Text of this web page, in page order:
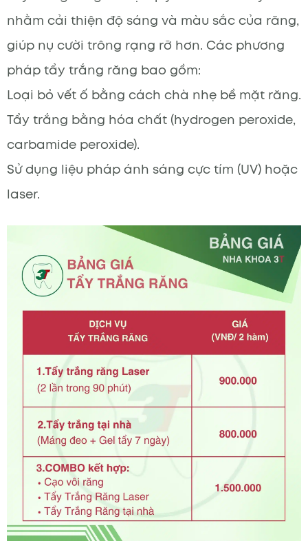
nhằm cải thiện độ sáng và màu sắc của răng,
giúp nụ cười trông rạng rỡ hơn. Các phương
pháp tẩy trắng răng bao gồm:
Loại bỏ vết ố bằng cách chà nhẹ bề mặt răng.
Tẩy trắng bằng hóa chất (hydrogen peroxide,
carbamide peroxide).
Sử dụng liệu pháp ánh sáng cực tím (UV) hoặc
laser.